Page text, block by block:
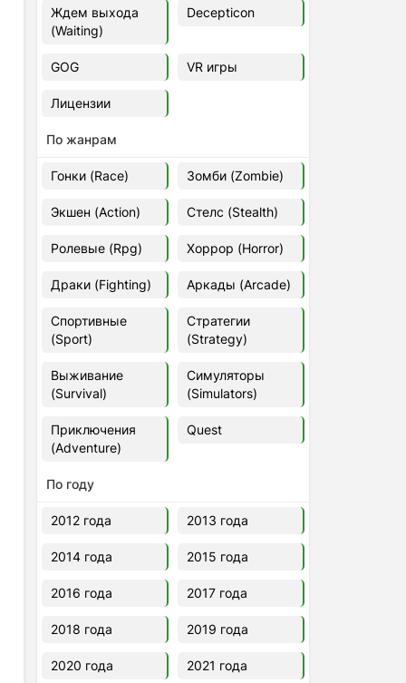
Cyberpunk 2077
49.4 GB
Ghost of Tsushima: Director's Cut
v.1053.9.0623.1807 [Папка
Euro Truck Simulator 2 v.1.60.1.7s
[Папка игры] (2012)
37,77 Гб
Forza Horizon 5 v.688.044
[Папка игры] (2021)
2021
V Rising
2024
Ждем выхода
(Waiting)
Decepticon
GOG VR игры
Лицензии
По жанрам
Гонки (Race) Зомби (Zombie)
Экшен (Action) Стелс (Stealth)
Ролевые (Rpg) Хоррор (Horror)
Драки (Fighting) Аркады (Arcade)
Спортивные
(Sport)
Стратегии
(Strategy)
Выживание
(Survival)
Симуляторы
(Simulators)
Приключения
(Adventure)
Quest
По году
2012 года 2013 года
2014 года 2015 года
2016 года 2017 года
2018 года 2019 года
2020 года 2021 года